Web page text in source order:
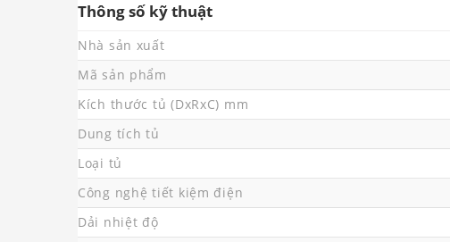
Thông số kỹ thuật
Nhà sản xuất
Mã sản phẩm
Kích thước tủ (DxRxC) mm
Dung tích tủ
Loại tủ
Công nghệ tiết kiệm điện
Dải nhiệt độ